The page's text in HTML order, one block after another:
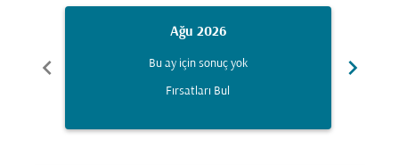
chevron_left
Ağu 2026
Bu ay için sonuç yok
Fırsatları Bul
chevron_right